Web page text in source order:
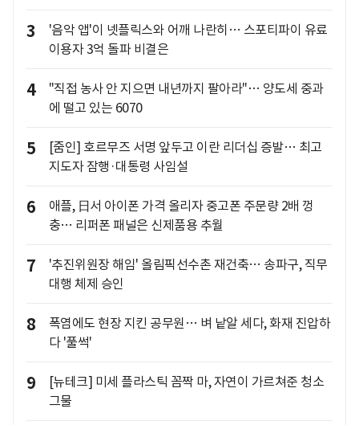
3
'음악 앱'이 넷플릭스와 어깨 나란히… 스포티파이 유료
이용자 3억 돌파 비결은
4
"직접 농사 안 지으면 내년까지 팔아라"… 양도세 중과
에 떨고 있는 6070
5
[줌인] 호르무즈 서명 앞두고 이란 리더십 증발… 최고
지도자 잠행·대통령 사임설
6
애플, 日서 아이폰 가격 올리자 중고폰 주문량 2배 껑
충… 리퍼폰 패널은 신제품용 추월
7
'추진위원장 해임' 올림픽선수촌 재건축… 송파구, 직무
대행 체제 승인
8
폭염에도 현장 지킨 공무원… 벼 낱알 세다, 화재 진압하
다 '풀썩'
9
[뉴테크] 미세 플라스틱 꼼짝 마, 자연이 가르쳐준 청소
그물